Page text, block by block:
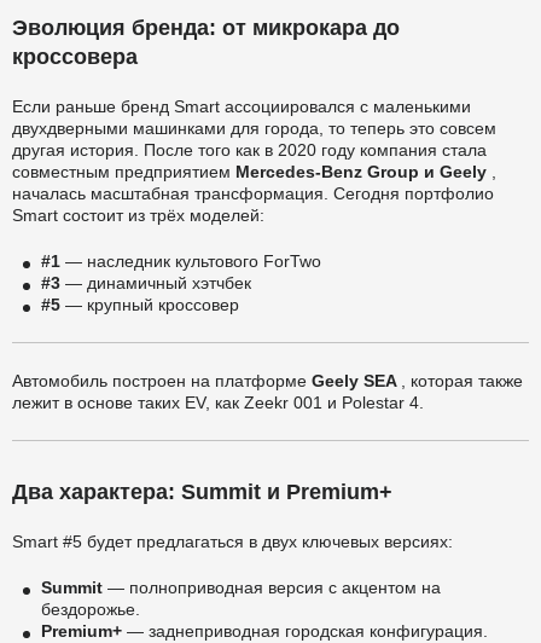
Эволюция бренда: от микрокара до
кроссовера
Если раньше бренд Smart ассоциировался с маленькими
двухдверными машинками для города, то теперь это совсем
другая история. После того как в 2020 году компания стала
совместным предприятием Mercedes-Benz Group и Geely ,
началась масштабная трансформация. Сегодня портфолио
Smart состоит из трёх моделей:
#1 — наследник культового ForTwo
#3 — динамичный хэтчбек
#5 — крупный кроссовер
Автомобиль построен на платформе Geely SEA , которая также
лежит в основе таких EV, как Zeekr 001 и Polestar 4.
Два характера: Summit и Premium+
Smart #5 будет предлагаться в двух ключевых версиях:
Summit — полноприводная версия с акцентом на
бездорожье.
Premium+ — заднеприводная городская конфигурация.